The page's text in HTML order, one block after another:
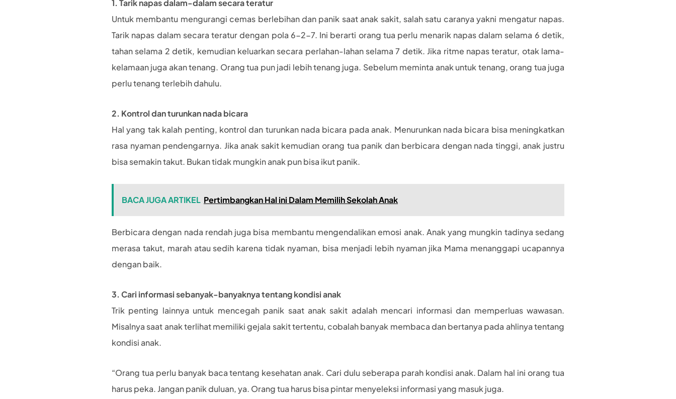
1. Tarik napas dalam-dalam secara teratur
Untuk membantu mengurangi cemas berlebihan dan panik saat anak sakit, salah satu caranya yakni mengatur napas.
Tarik napas dalam secara teratur dengan pola 6-2-7. Ini berarti orang tua perlu menarik napas dalam selama 6 detik,
tahan selama 2 detik, kemudian keluarkan secara perlahan-lahan selama 7 detik. Jika ritme napas teratur, otak lama-
kelamaan juga akan tenang. Orang tua pun jadi lebih tenang juga. Sebelum meminta anak untuk tenang, orang tua juga
perlu tenang terlebih dahulu.
2. Kontrol dan turunkan nada bicara
Hal yang tak kalah penting, kontrol dan turunkan nada bicara pada anak. Menurunkan nada bicara bisa meningkatkan
rasa nyaman pendengarnya. Jika anak sakit kemudian orang tua panik dan berbicara dengan nada tinggi, anak justru
bisa semakin takut. Bukan tidak mungkin anak pun bisa ikut panik.
BACA JUGA ARTIKEL Pertimbangkan Hal ini Dalam Memilih Sekolah Anak
Berbicara dengan nada rendah juga bisa membantu mengendalikan emosi anak. Anak yang mungkin tadinya sedang
merasa takut, marah atau sedih karena tidak nyaman, bisa menjadi lebih nyaman jika Mama menanggapi ucapannya
dengan baik.
3. Cari informasi sebanyak-banyaknya tentang kondisi anak
Trik penting lainnya untuk mencegah panik saat anak sakit adalah mencari informasi dan memperluas wawasan.
Misalnya saat anak terlihat memiliki gejala sakit tertentu, cobalah banyak membaca dan bertanya pada ahlinya tentang
kondisi anak.
“Orang tua perlu banyak baca tentang kesehatan anak. Cari dulu seberapa parah kondisi anak. Dalam hal ini orang tua
harus peka. Jangan panik duluan, ya. Orang tua harus bisa pintar menyeleksi informasi yang masuk juga.